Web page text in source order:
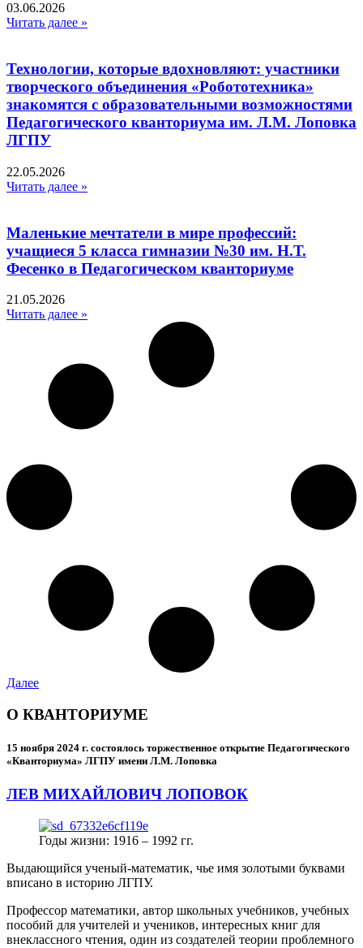
03.06.2026
Читать далее »
Технологии, которые вдохновляют: участники
творческого объединения «Робототехника»
знакомятся с образовательными возможностями
Педагогического кванториума им. Л.М. Лоповка
ЛГПУ
22.05.2026
Читать далее »
Маленькие мечтатели в мире профессий:
учащиеся 5 класса гимназии №30 им. Н.Т.
Фесенко в Педагогическом кванториуме
21.05.2026
Читать далее »
Далее
О КВАНТОРИУМЕ
15 ноября 2024 г. состоялось торжественное открытие Педагогического
«Кванториума» ЛГПУ имени Л.М. Лоповка
ЛЕВ МИХАЙЛОВИЧ ЛОПОВОК
Годы жизни: 1916 – 1992 гг.
Выдающийся ученый-математик, чье имя золотыми буквами
вписано в историю ЛГПУ.
Профессор математики, автор школьных учебников, учебных
пособий для учителей и учеников, интересных книг для
внеклассного чтения, один из создателей теории проблемного